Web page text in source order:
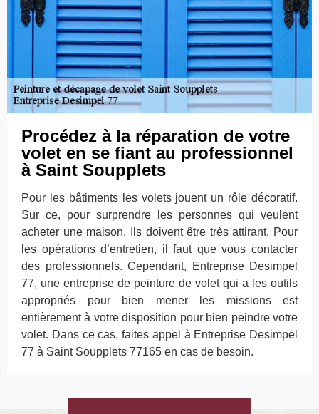
Procédez à la réparation de votre
volet en se fiant au professionnel
à Saint Soupplets
Pour les bâtiments les volets jouent un rôle décoratif.
Sur ce, pour surprendre les personnes qui veulent
acheter une maison, Ils doivent être très attirant. Pour
les opérations d’entretien, il faut que vous contacter
des professionnels. Cependant, Entreprise Desimpel
77, une entreprise de peinture de volet qui a les outils
appropriés pour bien mener les missions est
entièrement à votre disposition pour bien peindre votre
volet. Dans ce cas, faites appel à Entreprise Desimpel
77 à Saint Soupplets 77165 en cas de besoin.